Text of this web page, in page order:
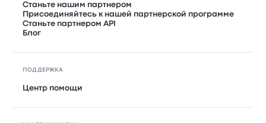
Станьте нашим партнером
Присоединяйтесь к нашей партнерской программе
Станьте партнером API
Блог
ПОДДЕРЖКА
Центр помощи